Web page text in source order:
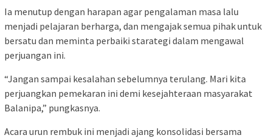
Ia menutup dengan harapan agar pengalaman masa lalu
menjadi pelajaran berharga, dan mengajak semua pihak untuk
bersatu dan meminta perbaiki starategi dalam mengawal
perjuangan ini.
“Jangan sampai kesalahan sebelumnya terulang. Mari kita
perjuangkan pemekaran ini demi kesejahteraan masyarakat
Balanipa,” pungkasnya.
Acara urun rembuk ini menjadi ajang konsolidasi bersama